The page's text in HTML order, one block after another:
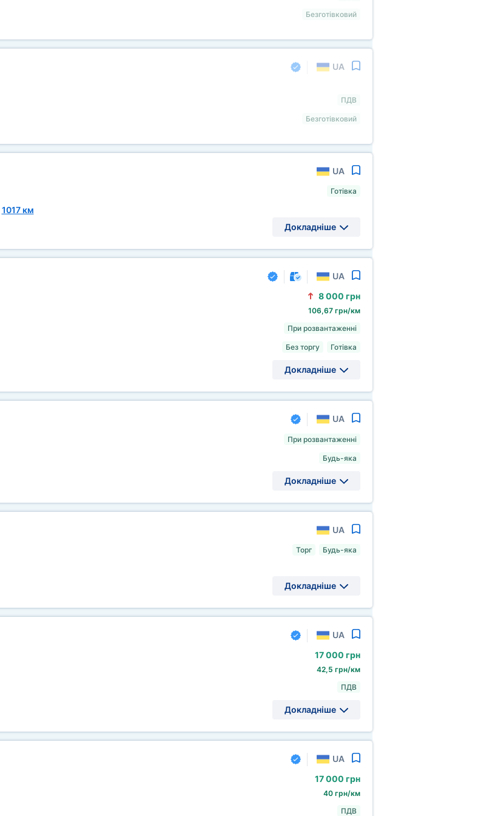
Безготівковий
UA
ПДВ
Безготівковий
UA
1017 км
Готівка
Докладніше
UA
8 000 грн
106,67 грн/км
При розвантаженні
Без торгу Готівка
Докладніше
UA
При розвантаженні
Будь-яка
Докладніше
UA
Торг Будь-яка
Докладніше
UA
17 000 грн
42,5 грн/км
ПДВ
Докладніше
UA
17 000 грн
40 грн/км
ПДВ